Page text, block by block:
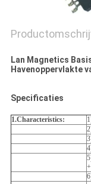
Lan Magnetics
Havenoppervlakte
Specificaties
1.Characteristics: 1